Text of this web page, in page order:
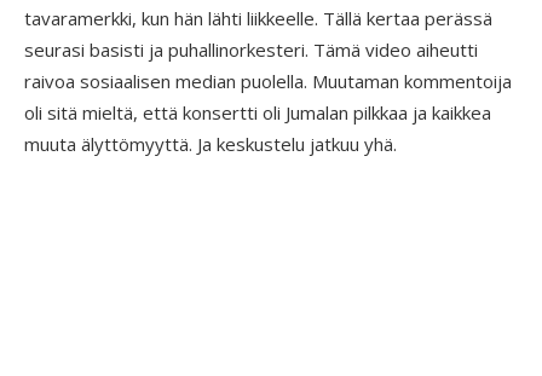
tavaramerkki, kun hän lähti liikkeelle. Tällä kertaa perässä
seurasi basisti ja puhallinorkesteri. Tämä video aiheutti
raivoa sosiaalisen median puolella. Muutaman kommentoija
oli sitä mieltä, että konsertti oli Jumalan pilkkaa ja kaikkea
muuta älyttömyyttä. Ja keskustelu jatkuu yhä.